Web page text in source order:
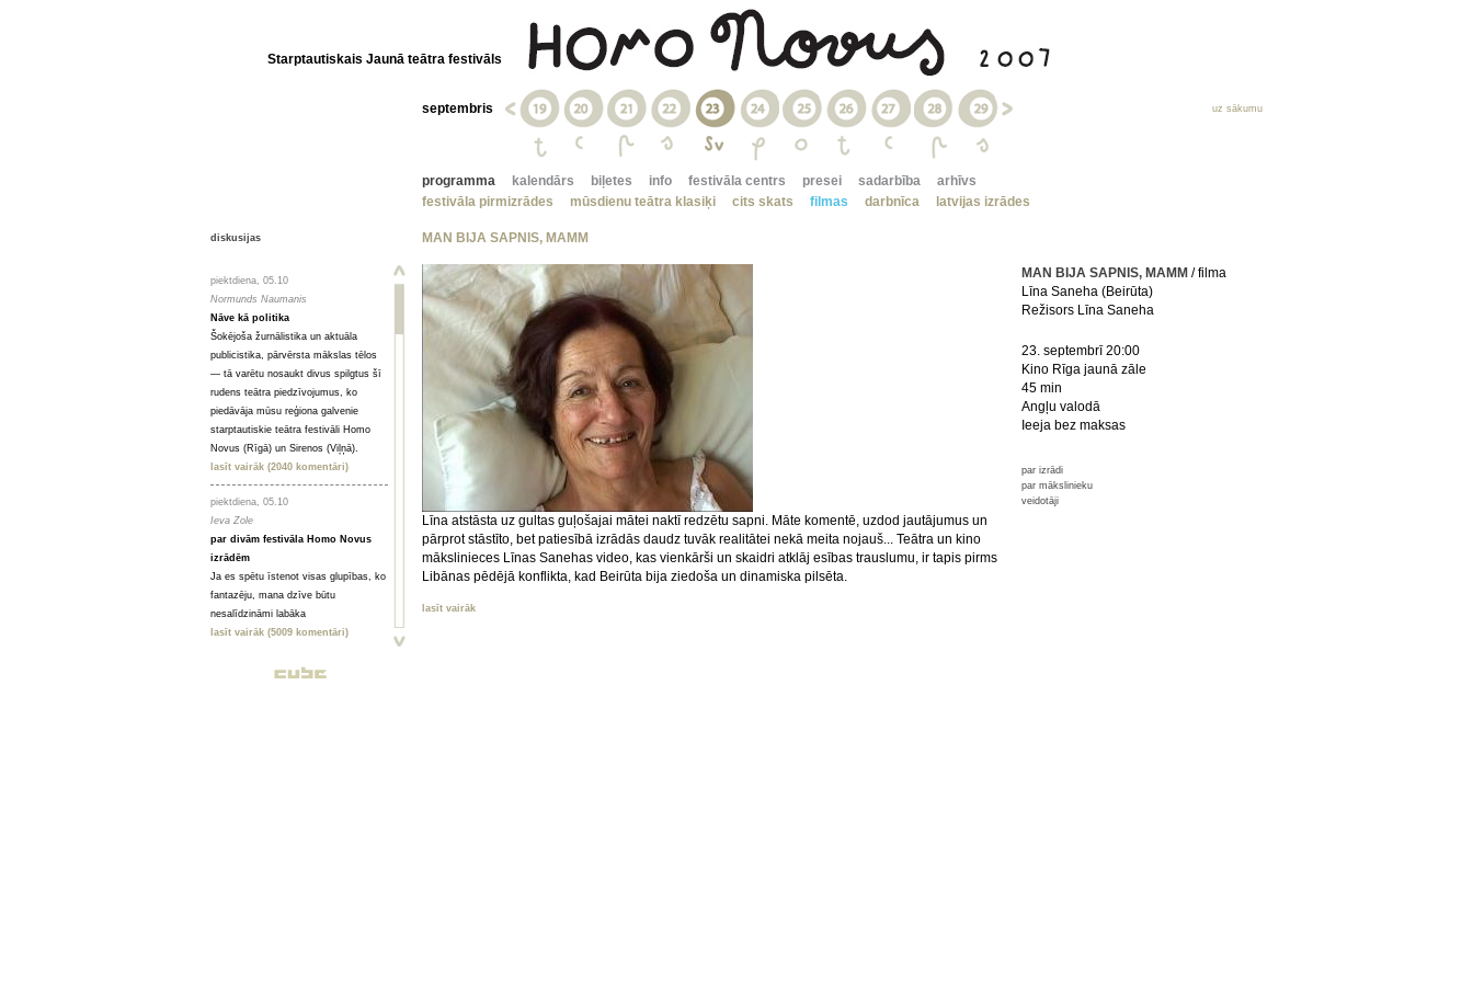
Starptautiskais Jaunā teātra festivāls
septembris uz sākumu
programma
festivāla pirmizrādes
mūsdienu teātra klasiķi cits skats filmas darbnīca latvijas izrādes
kalendārs biļetes info festivāla centrs presei sadarbība arhīvs
diskusijas
piektdiena, 05.10
Normunds Naumanis
Nāve kā politika
Šokējoša žurnālistika un aktuāla
publicistika, pārvērsta mākslas tēlos
— tā varētu nosaukt divus spilgtus šī
rudens teātra piedzīvojumus, ko
piedāvāja mūsu reģiona galvenie
starptautiskie teātra festivāli Homo
Novus (Rīgā) un Sirenos (Viļņā).
lasīt vairāk (2040 komentāri)
piektdiena, 05.10
Ieva Zole
par divām festivāla Homo Novus
izrādēm
Ja es spētu īstenot visas glupības, ko
fantazēju, mana dzīve būtu
nesalīdzināmi labāka
lasīt vairāk (5009 komentāri)
piektdiena, 05.10
MAN BIJA SAPNIS, MAMM / filma
Līna Saneha (Beirūta)
Režisors Līna Saneha
23. septembrī 20:00
Kino Rīga jaunā zāle
45 min
Angļu valodā
Ieeja bez maksas
par izrādi
par mākslinieku
veidotāji
MAN BIJA SAPNIS, MAMM
Līna atstāsta uz gultas guļošajai mātei naktī redzētu sapni. Māte komentē, uzdod jautājumus un
pārprot stāstīto, bet patiesībā izrādās daudz tuvāk realitātei nekā meita nojauš... Teātra un kino
mākslinieces Līnas Sanehas video, kas vienkārši un skaidri atklāj esības trauslumu, ir tapis pirms
Libānas pēdējā konflikta, kad Beirūta bija ziedoša un dinamiska pilsēta.
lasīt vairāk